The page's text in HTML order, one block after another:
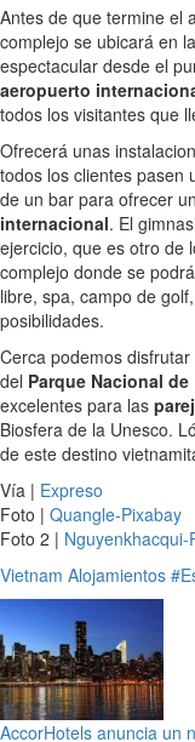
Antes de que termine el
complejo se ubicará en
espectacular desde el
aeropuerto
todos los visitantes que
Ofrecerá unas
todos los clientes pasen
de un bar para ofrecer
internacional. El
ejercicio, que es otro de
complejo donde se
libre, spa, campo de
posibilidades.
Cerca podemos
del Parque Nacional
excelentes para las
Biosfera de la Unesco.
de este destino
Vía | Expreso
Foto | Quangle-Pixabay
Foto 2 | Nguyenkhacqui-
Vietnam Alojamientos
AccorHotels anuncia un